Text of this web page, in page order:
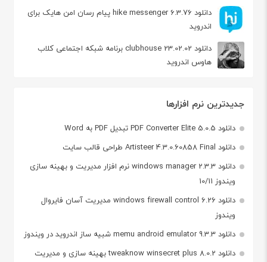
دانلود hike messenger 6.3.76 پیام‌ رسان‌ امن هایک برای
اندروید
دانلود clubhouse 23.02.02 برنامه شبکه اجتماعی کلاب
هاوس اندروید
جدیدترین نرم افزارها
دانلود PDF Converter Elite 5.0.5 تبدیل PDF به Word
دانلود Artisteer 4.3.0.60858 Final طراحی قالب سایت
دانلود windows manager 2.3.3 نرم افزار مدیریت و بهینه سازی
ویندوز 10/11
دانلود windows firewall control 6.26 مدیریت آسان فایروال
ویندوز
دانلود memu android emulator 9.3.3 شبیه ساز اندروید در ویندوز
دانلود tweaknow winsecret plus 8.0.2 بهینه سازی و مدیریت